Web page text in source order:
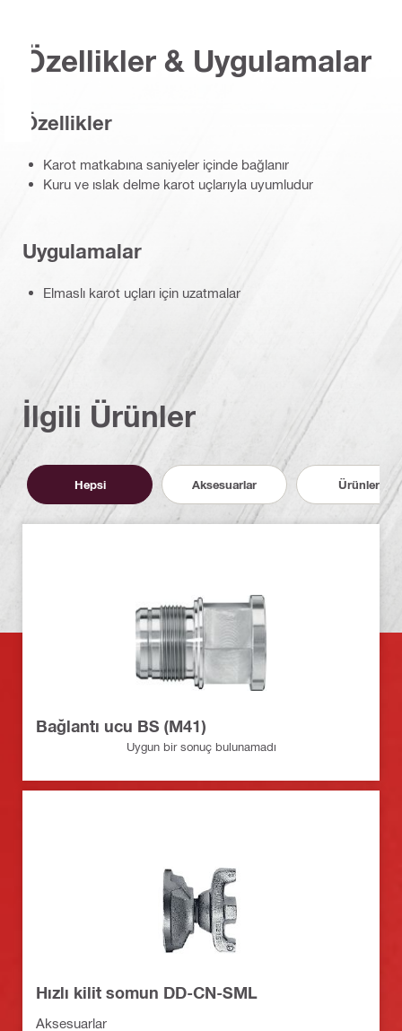
Özellikler & Uygulamalar
Özellikler
Karot matkabına saniyeler içinde bağlanır
Kuru ve ıslak delme karot uçlarıyla uyumludur
Uygulamalar
Elmaslı karot uçları için uzatmalar
İlgili Ürünler
Hepsi Aksesuarlar Ürünler
Bağlantı ucu BS (M41)
Uygun bir sonuç bulunamadı
Hızlı kilit somun DD-CN-SML
Aksesuarlar